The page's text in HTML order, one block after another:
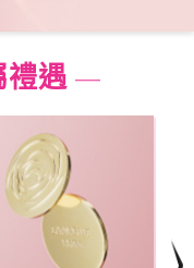
禮遇